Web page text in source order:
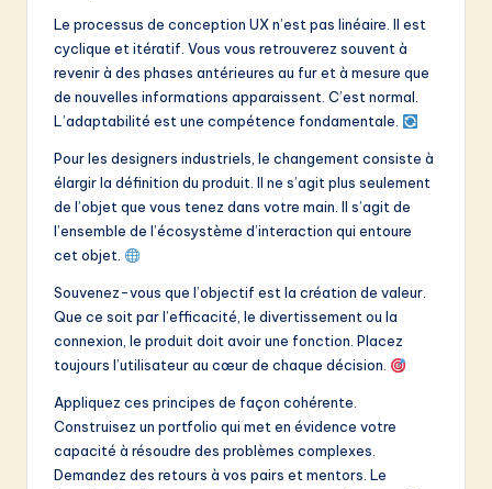
Le processus de conception UX n’est pas linéaire. Il est
cyclique et itératif. Vous vous retrouverez souvent à
revenir à des phases antérieures au fur et à mesure que
de nouvelles informations apparaissent. C’est normal.
L’adaptabilité est une compétence fondamentale.
Pour les designers industriels, le changement consiste à
élargir la définition du produit. Il ne s’agit plus seulement
de l’objet que vous tenez dans votre main. Il s’agit de
l’ensemble de l’écosystème d’interaction qui entoure
cet objet.
Souvenez-vous que l’objectif est la création de valeur.
Que ce soit par l’efficacité, le divertissement ou la
connexion, le produit doit avoir une fonction. Placez
toujours l’utilisateur au cœur de chaque décision.
Appliquez ces principes de façon cohérente.
Construisez un portfolio qui met en évidence votre
capacité à résoudre des problèmes complexes.
Demandez des retours à vos pairs et mentors. Le